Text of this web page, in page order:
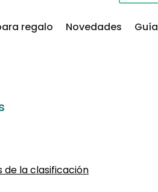
regalo Novedades
de la clasificación